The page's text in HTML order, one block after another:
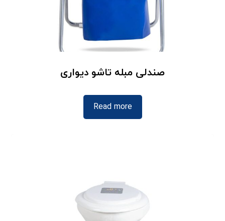
صندلی مبله تاشو دیواری
Read more